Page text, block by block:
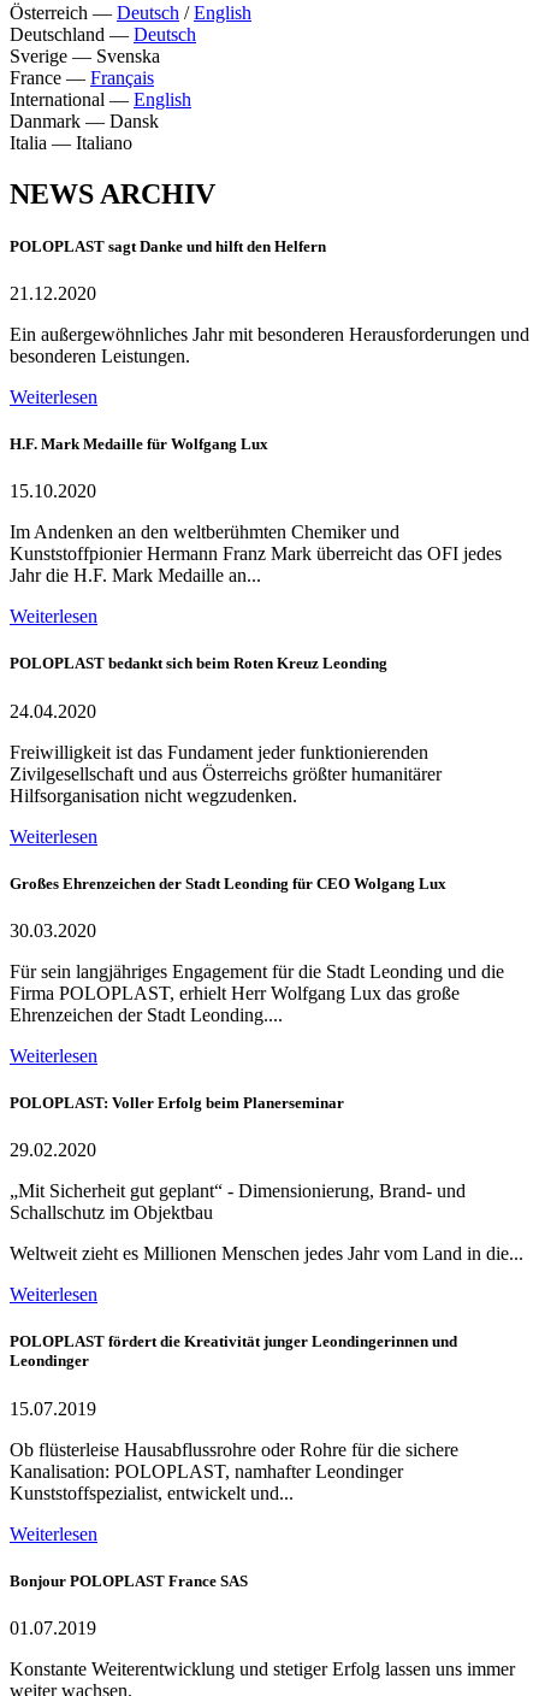
Österreich — Deutsch /English
Deutschland — Deutsch
Sverige — Svenska
France — Français
International — English
Danmark — Dansk
Italia — Italiano
NEWS ARCHIV
POLOPLAST sagt Danke und hilft den Helfern
21.12.2020
Ein außergewöhnliches Jahr mit besonderen Herausforderungen und
besonderen Leistungen.
Weiterlesen
H.F. Mark Medaille für Wolfgang Lux
15.10.2020
Im Andenken an den weltberühmten Chemiker und
Kunststoffpionier Hermann Franz Mark überreicht das OFI jedes
Jahr die H.F. Mark Medaille an...
Weiterlesen
POLOPLAST bedankt sich beim Roten Kreuz Leonding
24.04.2020
Freiwilligkeit ist das Fundament jeder funktionierenden
Zivilgesellschaft und aus Österreichs größter humanitärer
Hilfsorganisation nicht wegzudenken.
Weiterlesen
Großes Ehrenzeichen der Stadt Leonding für CEO Wolgang Lux
30.03.2020
Für sein langjähriges Engagement für die Stadt Leonding und die
Firma POLOPLAST, erhielt Herr Wolfgang Lux das große
Ehrenzeichen der Stadt Leonding....
Weiterlesen
POLOPLAST: Voller Erfolg beim Planerseminar
29.02.2020
„Mit Sicherheit gut geplant“ - Dimensionierung, Brand- und
Schallschutz im Objektbau
Weltweit zieht es Millionen Menschen jedes Jahr vom Land in die...
Weiterlesen
POLOPLAST fördert die Kreativität junger Leondingerinnen und
Leondinger
15.07.2019
Ob flüsterleise Hausabflussrohre oder Rohre für die sichere
Kanalisation: POLOPLAST, namhafter Leondinger
Kunststoffspezialist, entwickelt und...
Weiterlesen
Bonjour POLOPLAST France SAS
01.07.2019
Konstante Weiterentwicklung und stetiger Erfolg lassen uns immer
weiter wachsen.